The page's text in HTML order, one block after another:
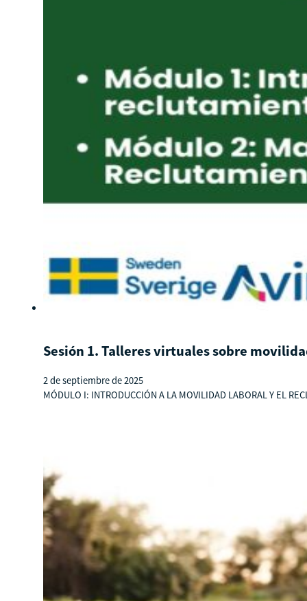
Sesión 1. Talleres virtuales sobre
2 de septiembre de 2025
MÓDULO I: INTRODUCCIÓN A LA MOVILIDAD LABORAL Y